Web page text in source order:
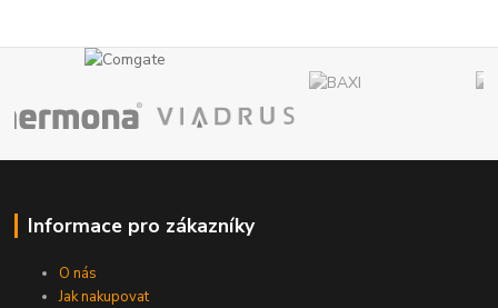
Informace pro zákazníky
O nás
Jak nakupovat